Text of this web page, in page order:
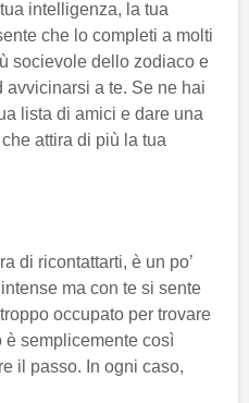
intelligenza, la tua
che lo completi a molti
socievole dello zodiaco e
avvicinarsi a te. Se ne hai
lista di amici e dare una
attira di più la tua
di ricontattarti, è un po’
ma con te si sente
occupato per trovare
è semplicemente così
il passo. In ogni caso,